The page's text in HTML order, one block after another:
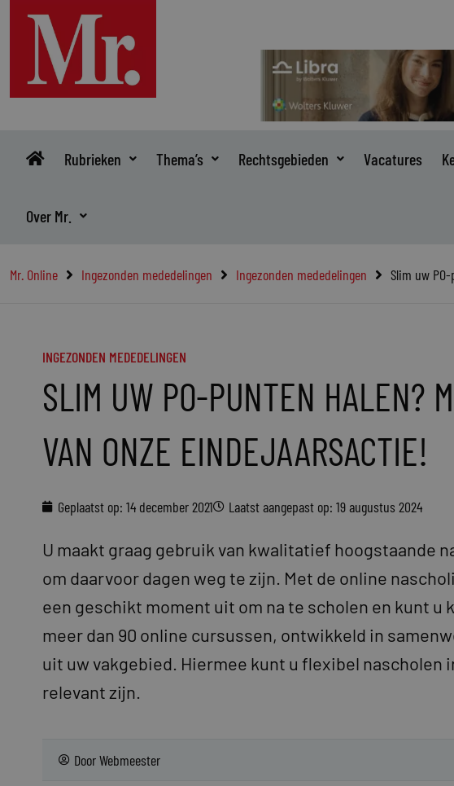
inhoud
Rubrieken Thema’s Rechtsgebieden Vacatures
Over Mr.
Mr. Online Ingezonden mededelingen Ingezonden mededelingen Slim uw
INGEZONDEN MEDEDELINGEN
SLIM UW PO-PUNTEN HALEN?
VAN ONZE EINDEJAARSACTIE!
Geplaatst op: 14 december 2021 Laatst aangepast op: 19 augustus 2024
U maakt graag gebruik van kwalitatief hoogstaande
om daarvoor dagen weg te zijn. Met de online
een geschikt moment uit om na te scholen en kunt u
meer dan 90 online cursussen, ontwikkeld in
uit uw vakgebied. Hiermee kunt u flexibel nascholen
relevant zijn.
DoorWebmeester